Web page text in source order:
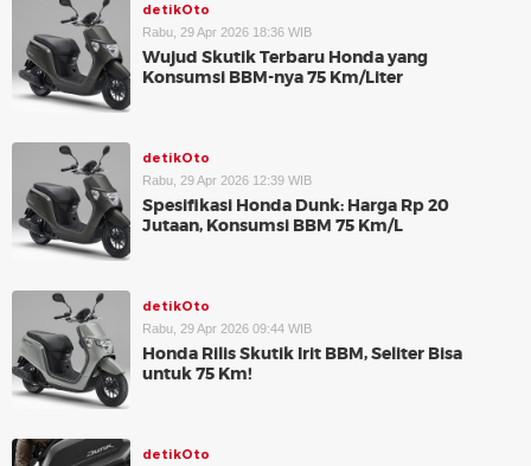
detikOto
Rabu, 29 Apr 2026 18:36 WIB
Wujud Skutik Terbaru Honda yang
Konsumsi BBM-nya 75 Km/Liter
detikOto
Rabu, 29 Apr 2026 12:39 WIB
Spesifikasi Honda Dunk: Harga Rp 20
Jutaan, Konsumsi BBM 75 Km/L
detikOto
Rabu, 29 Apr 2026 09:44 WIB
Honda Rilis Skutik Irit BBM, Seliter Bisa
untuk 75 Km!
detikOto